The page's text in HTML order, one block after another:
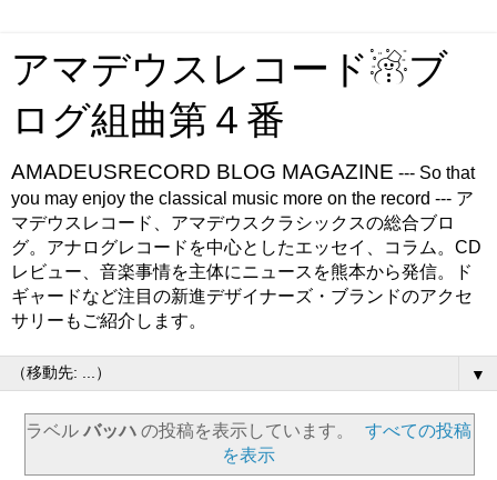
アマデウスレコード☃ブ
ログ組曲第４番
AMADEUSRECORD BLOG MAGAZINE --- So that
you may enjoy the classical music more on the record --- ア
マデウスレコード、アマデウスクラシックスの総合ブロ
グ。アナログレコードを中心としたエッセイ、コラム。CD
レビュー、音楽事情を主体にニュースを熊本から発信。ド
ギャードなど注目の新進デザイナーズ・ブランドのアクセ
サリーもご紹介します。
▼
ラベル バッハの投稿を表示しています。
すべての投稿
を表示